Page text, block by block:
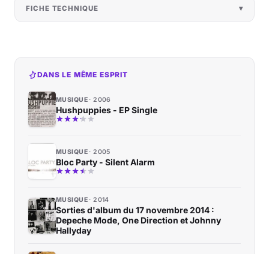
FICHE TECHNIQUE
DANS LE MÊME ESPRIT
MUSIQUE 2006
Hushpuppies - EP Single
MUSIQUE 2005
Bloc Party - Silent Alarm
MUSIQUE 2014
Sorties d'album du 17 novembre 2014 :
Depeche Mode, One Direction et Johnny
Hallyday